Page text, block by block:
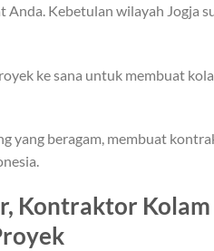
Anda. Kebetulan wilayah Jogja
ke sana untuk membuat
yang beragam, membuat
Kontraktor Kolam